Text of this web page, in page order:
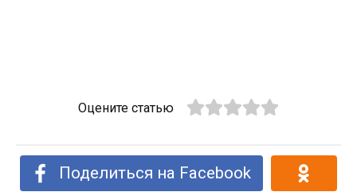
Оцените статью
Поделиться на Facebook